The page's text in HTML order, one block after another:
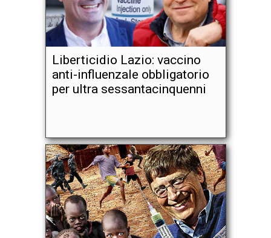
Liberticidio Lazio: vaccino
anti-influenzale obbligatorio
per ultra sessantacinquenni